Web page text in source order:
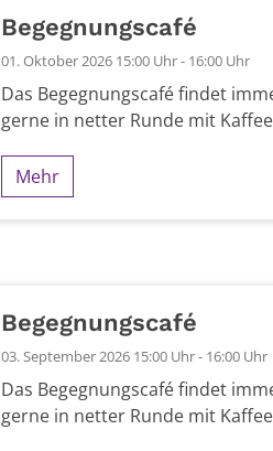
Begegnungscafé
01. Oktober 2026 15:00 Uhr - 16:00 Uhr
Das Begegnungscafé findet
gerne in netter Runde mit
Mehr
Begegnungscafé
03. September 2026 15:00 Uhr - 16:00 Uhr
Das Begegnungscafé findet
gerne in netter Runde mit